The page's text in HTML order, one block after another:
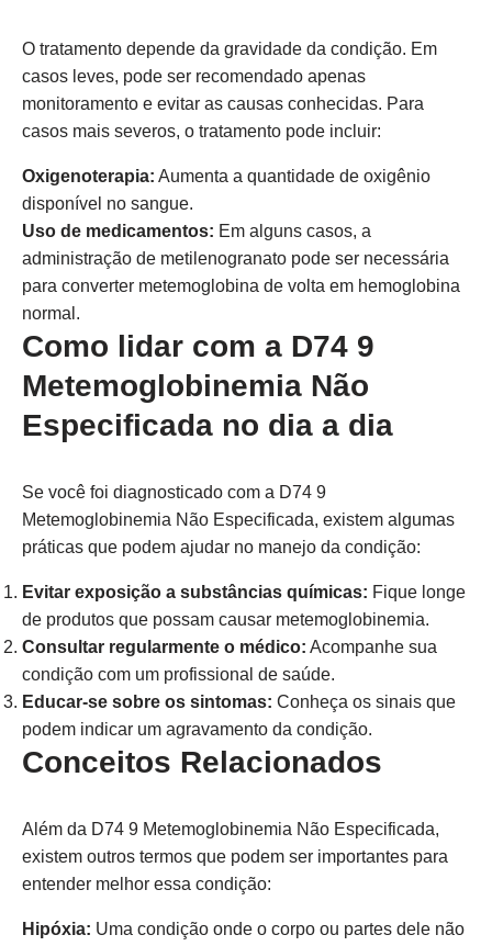
O tratamento depende da gravidade da condição. Em
casos leves, pode ser recomendado apenas
monitoramento e evitar as causas conhecidas. Para
casos mais severos, o tratamento pode incluir:
Oxigenoterapia: Aumenta a quantidade de oxigênio
disponível no sangue.
Uso de medicamentos: Em alguns casos, a
administração de metilenogranato pode ser necessária
para converter metemoglobina de volta em hemoglobina
normal.
Como lidar com a D74 9
Metemoglobinemia Não
Especificada no dia a dia
Se você foi diagnosticado com a D74 9
Metemoglobinemia Não Especificada, existem algumas
práticas que podem ajudar no manejo da condição:
Evitar exposição a substâncias químicas: Fique longe
de produtos que possam causar metemoglobinemia.
Consultar regularmente o médico: Acompanhe sua
condição com um profissional de saúde.
Educar-se sobre os sintomas: Conheça os sinais que
podem indicar um agravamento da condição.
Conceitos Relacionados
Além da D74 9 Metemoglobinemia Não Especificada,
existem outros termos que podem ser importantes para
entender melhor essa condição:
Hipóxia: Uma condição onde o corpo ou partes dele não